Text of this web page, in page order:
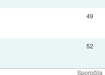
Sporočila
49
52